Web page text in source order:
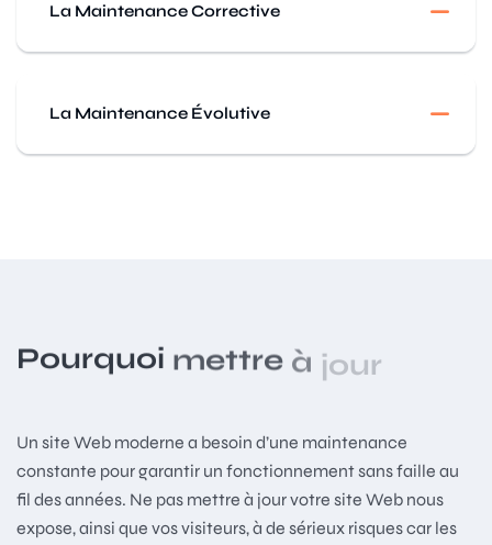
La Maintenance Corrective
La Maintenance Évolutive
Pourquoi mettre à jour
Un site Web moderne a besoin d’une maintenance
constante pour garantir un fonctionnement sans faille au
fil des années. Ne pas mettre à jour votre site Web nous
expose, ainsi que vos visiteurs, à de sérieux risques car les